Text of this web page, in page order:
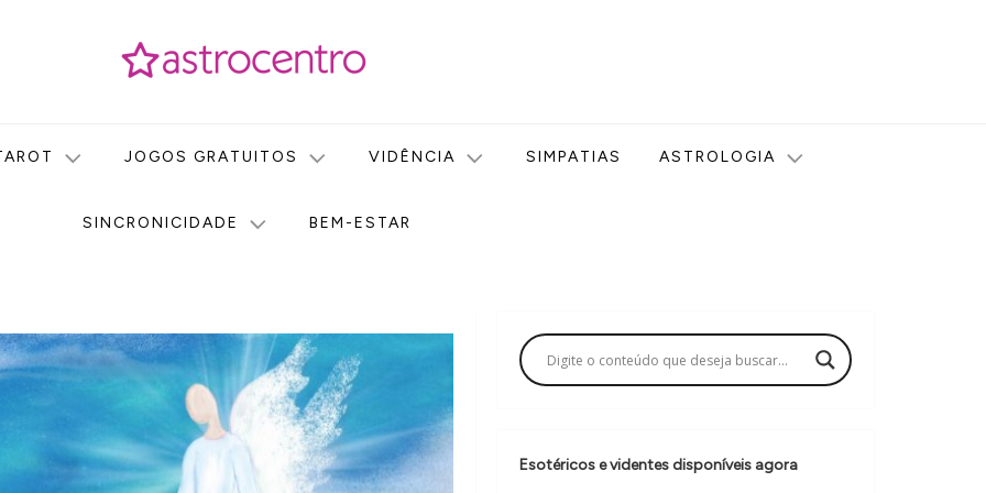
JOGOS GRATUITOS VIDÊNCIA SIMPATIAS ASTROLOGIA
SINCRONICIDADE BEM-ESTAR
Esotéricos e videntes disponíveis agora